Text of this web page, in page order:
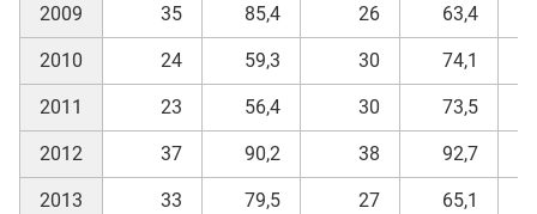
2009 35 85,4 26 63,4
2010 24 59,3 30 74,1
2011 23 56,4 30 73,5
2012 37 90,2 38 92,7
2013 33 79,5 27 65,1